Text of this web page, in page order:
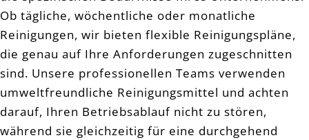
Ob tägliche, wöchentliche oder monatliche
Reinigungen, wir bieten flexible Reinigungspläne,
die genau auf Ihre Anforderungen zugeschnitten
sind. Unsere professionellen Teams verwenden
umweltfreundliche Reinigungsmittel und achten
darauf, Ihren Betriebsablauf nicht zu stören,
während sie gleichzeitig für eine durchgehend